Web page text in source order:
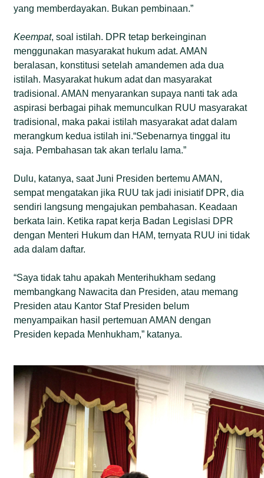
yang memberdayakan. Bukan pembinaan.”
Keempat, soal istilah. DPR tetap berkeinginan
menggunakan masyarakat hukum adat. AMAN
beralasan, konstitusi setelah amandemen ada dua
istilah. Masyarakat hukum adat dan masyarakat
tradisional. AMAN menyarankan supaya nanti tak ada
aspirasi berbagai pihak memunculkan RUU masyarakat
tradisional, maka pakai istilah masyarakat adat dalam
merangkum kedua istilah ini.“Sebenarnya tinggal itu
saja. Pembahasan tak akan terlalu lama.”
Dulu, katanya, saat Juni Presiden bertemu AMAN,
sempat mengatakan jika RUU tak jadi inisiatif DPR, dia
sendiri langsung mengajukan pembahasan. Keadaan
berkata lain. Ketika rapat kerja Badan Legislasi DPR
dengan Menteri Hukum dan HAM, ternyata RUU ini tidak
ada dalam daftar.
“Saya tidak tahu apakah Menterihukham sedang
membangkang Nawacita dan Presiden, atau memang
Presiden atau Kantor Staf Presiden belum
menyampaikan hasil pertemuan AMAN dengan
Presiden kepada Menhukham,” katanya.